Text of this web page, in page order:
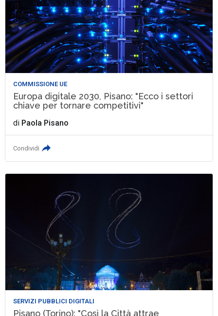
COMMISSIONE UE
Europa digitale 2030, Pisano: "Ecco i settori
chiave per tornare competitivi"
di Paola Pisano
Condividi
SERVIZI PUBBLICI DIGITALI
Pisano (Torino): "Così la Città attrae